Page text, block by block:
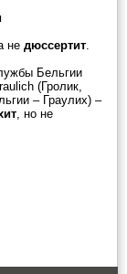
не дюссертит.
Бельгии
(Гролик,
– Граулих) –
, но не